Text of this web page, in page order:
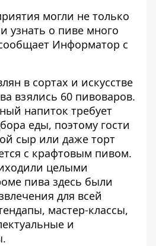
могли не только
узнать о пиве много
Информатор с
в сортах и искусстве
взялись 60 пивоваров.
напиток требует
еды, поэтому гости
сыр или даже торт
с крафтовым пивом.
целыми
пива здесь были
для всей
мастер-классы,
и